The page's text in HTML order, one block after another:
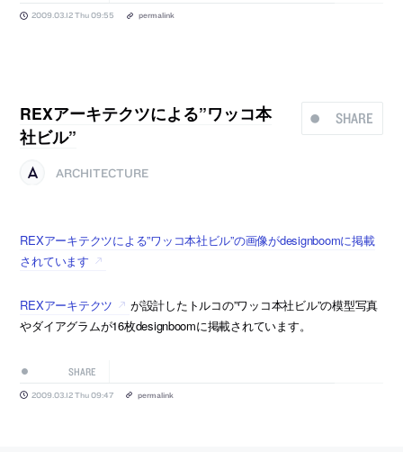
2009.03.12 Thu 09:55 permalink
SHARE
REXアーキテクツによる”ワッコ本
社ビル”
ARCHITECTURE
REXアーキテクツによる”ワッコ本社ビル”の画像がdesignboomに掲載
されています
REXアーキテクツ
が設計したトルコの”ワッコ本社ビル”の模型写真
やダイアグラムが16枚designboomに掲載されています。
SHARE
2009.03.12 Thu 09:47 permalink